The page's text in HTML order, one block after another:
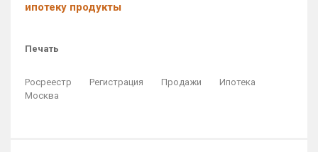
ипотеку продукты
Печать
Росреестр Регистрация Продажи
Ипотека
Москва